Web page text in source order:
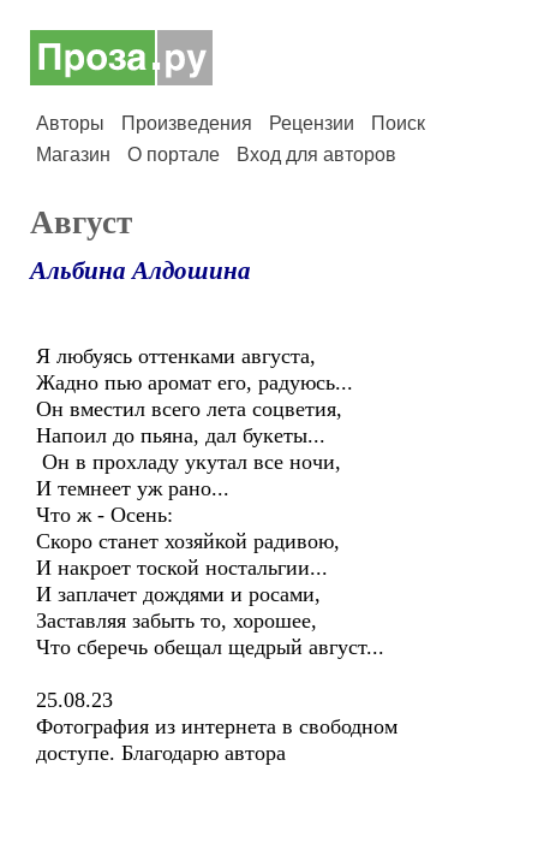
Авторы Произведения Рецензии
Поиск
Магазин
О портале Вход для авторов
Август
Альбина Алдошина
Я любуясь оттенками августа,
Жадно пью аромат его, радуюсь...
Он вместил всего лета соцветия,
Напоил до пьяна, дал букеты...
Он в прохладу укутал все ночи,
И темнеет уж рано...
Что ж - Осень:
Скоро станет хозяйкой радивою,
И накроет тоской ностальгии...
И заплачет дождями и росами,
Заставляя забыть то, хорошее,
Что сберечь обещал щедрый август...
25.08.23
Фотография из интернета в свободном
доступе. Благодарю автора